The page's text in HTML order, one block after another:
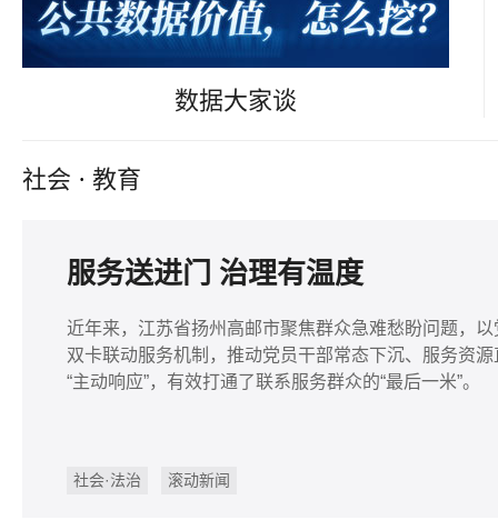
数据大家谈
社会 · 教育
服务送进门 治理有温度
近年来，江苏省扬州高邮市聚焦群众急难愁盼问题，
双卡联动服务机制，推动党员干部常态下沉、服务资源
“主动响应”，有效打通了联系服务群众的“最后一米”。
社会·法治 滚动新闻